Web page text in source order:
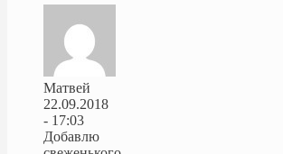
Матвей
22.09.2018
- 17:03
Добавлю